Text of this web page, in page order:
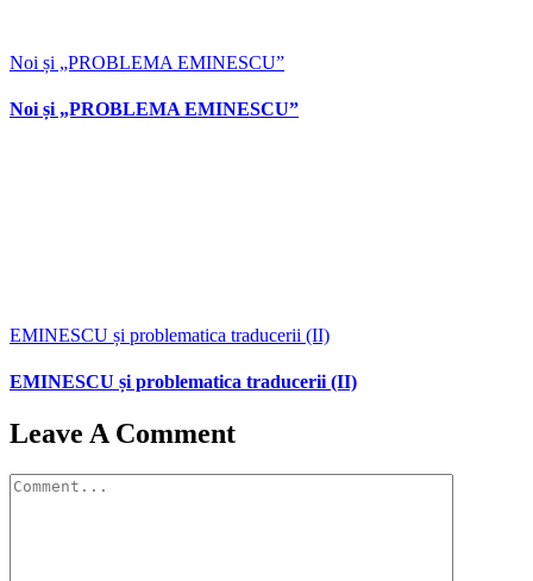
Noi și „PROBLEMA EMINESCU”
Noi și „PROBLEMA EMINESCU”
EMINESCU și problematica traducerii (II)
EMINESCU și problematica traducerii (II)
Leave A Comment
Comment